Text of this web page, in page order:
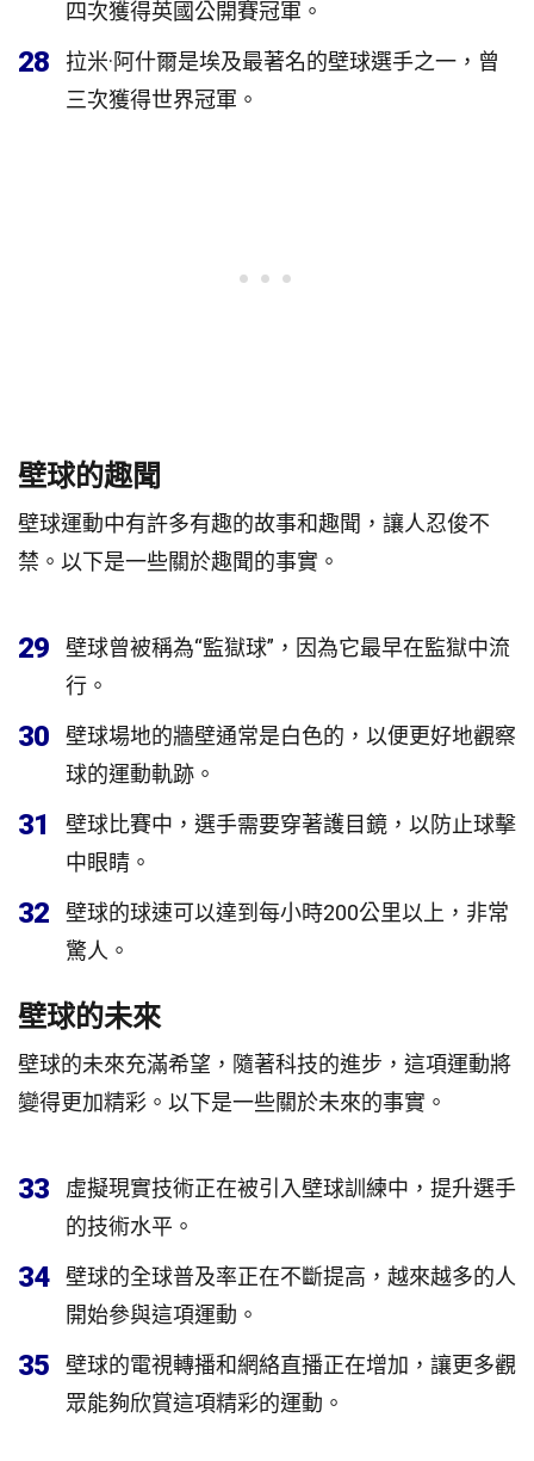
四次獲得英國公開賽冠軍。
28
拉米·阿什爾是埃及最著名的壁球選手之一，曾
三次獲得世界冠軍。
壁球的趣聞
壁球運動中有許多有趣的故事和趣聞，讓人忍俊不
禁。以下是一些關於趣聞的事實。
29
壁球曾被稱為“監獄球”，因為它最早在監獄中流
行。
30
壁球場地的牆壁通常是白色的，以便更好地觀察
球的運動軌跡。
31
壁球比賽中，選手需要穿著護目鏡，以防止球擊
中眼睛。
32
壁球的球速可以達到每小時200公里以上，非常
驚人。
壁球的未來
壁球的未來充滿希望，隨著科技的進步，這項運動將
變得更加精彩。以下是一些關於未來的事實。
33
虛擬現實技術正在被引入壁球訓練中，提升選手
的技術水平。
34
壁球的全球普及率正在不斷提高，越來越多的人
開始參與這項運動。
35
壁球的電視轉播和網絡直播正在增加，讓更多觀
眾能夠欣賞這項精彩的運動。